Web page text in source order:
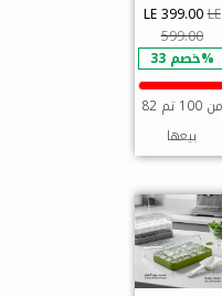
LE 399.00LE
599.00
خصم 33%
82 من 100 تم
بيعها